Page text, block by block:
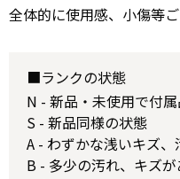
全体的に使用感、小傷等ご
■ランクの状態
N - 新品・未使用で付
S - 新品同様の状態
A - わずかな浅いキズ
B - 多少の汚れ、キズ